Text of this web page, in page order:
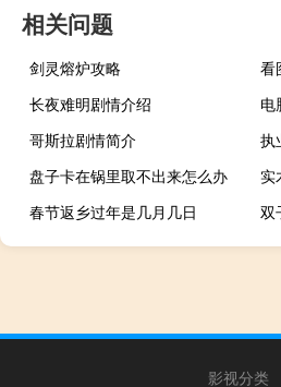
相关问题
剑灵熔炉攻略
长夜难明剧情介绍
电
哥斯拉剧情简介
盘子卡在锅里取不出来怎么办
实
春节返乡过年是几月几日
双
影视分类